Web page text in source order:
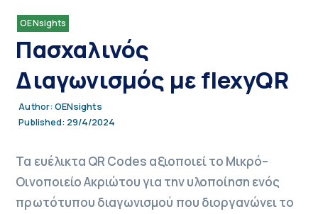
OENsights
Πασχαλινός
Διαγωνισμός με flexyQR
Author: OENsights
Published: 29/4/2024
Τα ευέλικτα QR Codes αξιοποιεί το Μικρό–
Οινοποιείο Ακριώτου για την υλοποίηση ενός
πρωτότυπου διαγωνισμού που διοργανώνει το